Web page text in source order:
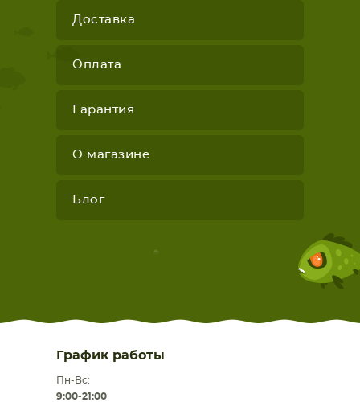
Доставка
Оплата
Гарантия
О магазине
Блог
График работы
Пн-Вс:
9:00-21:00